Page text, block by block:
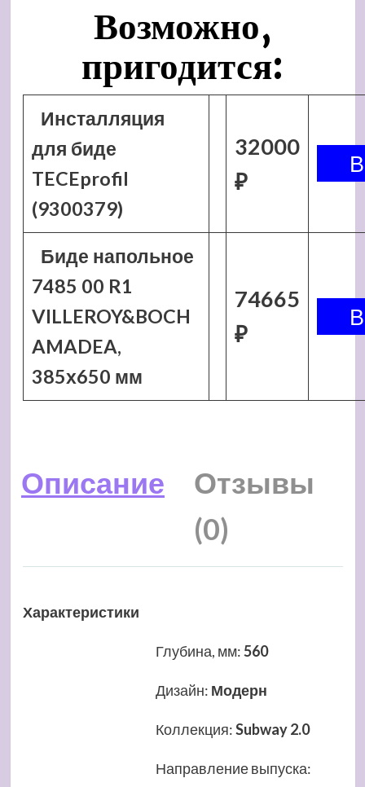
Возможно,
пригодится:
Инсталляция
для биде
TECEprofil
(9300379)
32000
₽
Биде напольное
7485 00 R1
VILLEROY&BOCH
AMADEA,
385х650 мм
74665
₽
Описание
Отзывы
(0)
Характеристики
Глубина, мм:560
Дизайн: Модерн
Коллекция:Subway 2.0
Направление выпуска: